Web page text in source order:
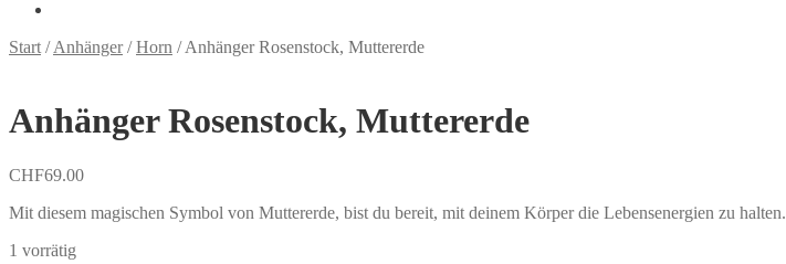
Start /Anhänger/Horn /Anhänger Rosenstock, Muttererde
Anhänger Rosenstock, Muttererde
CHF69.00
Mit diesem magischen Symbol von Muttererde, bist du bereit, mit deinem Körper die Lebensenergien zu halten.
1 vorrätig